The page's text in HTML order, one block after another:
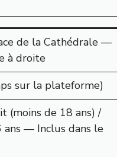
de la Cathédrale —
à droite
sur la plateforme)
(moins de 18 ans) /
— Inclus dans le